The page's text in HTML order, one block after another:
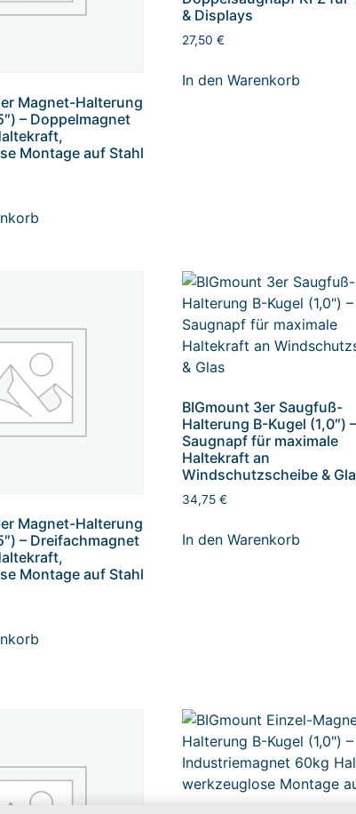
Magnet-Halterung
– Doppelmagnet
Montage auf Stahl
& Displays
27,50€
In den Warenkorb
Magnet-Halterung
– Dreifachmagnet
Montage auf Stahl
BIGmount 3er Saugfuß-
Halterung B-Kugel (1,0″)
Saugnapf für maximale
Haltekraft an
Windschutzscheibe &
34,75€
In den Warenkorb